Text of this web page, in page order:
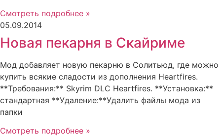
Смотреть подробнее »
05.09.2014
Новая пекарня в Скайриме
Мод добавляет новую пекарню в Солитьюд, где можно
купить всякие сладости из дополнения Heartfires.
**Требования:** Skyrim DLC Heartfires. **Установка:**
стандартная **Удаление:**Удалить файлы мода из
папки
Смотреть подробнее »